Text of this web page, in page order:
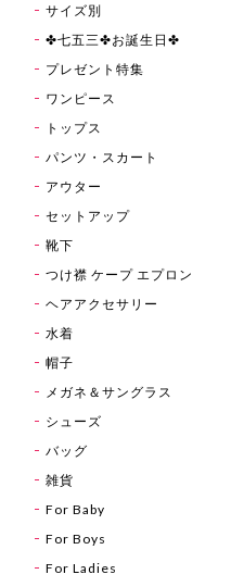
サイズ別
✤七五三✤お誕生日✤
プレゼント特集
ワンピース
トップス
パンツ・スカート
アウター
セットアップ
靴下
つけ襟 ケープ エプロン
ヘアアクセサリー
水着
帽子
メガネ＆サングラス
シューズ
バッグ
雑貨
For Baby
For Boys
For Ladies